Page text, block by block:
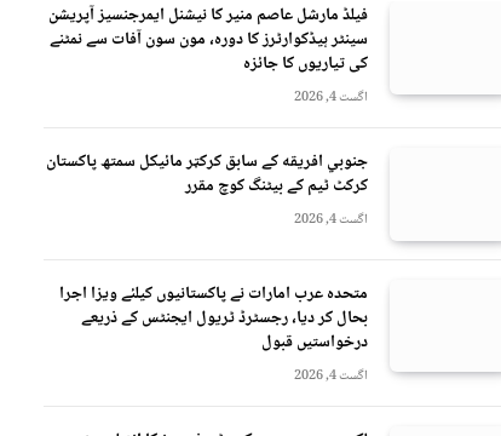
فیلڈ مارشل عاصم منیر کا نیشنل ایمرجنسیز آپریشن
سینٹر ہیڈکوارٹرز کا دورہ، مون سون آفات سے نمٹنے
کی تیاریوں کا جائزہ
اگست 4, 2026
جنوبي افريقه کے سابق کرکټر مائیکل سمتھ پاکستان
کرکٹ ٹیم کے بیٹنگ کوچ مقرر
اگست 4, 2026
متحدہ عرب امارات نے پاکستانیوں کیلئے ویزا اجرا
بحال کر دیا، رجسٹرڈ ٹریول ایجنٹس کے ذریعے
درخواستیں قبول
اگست 4, 2026